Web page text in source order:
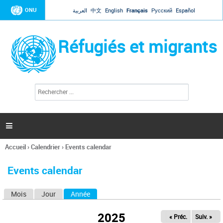
Jump to navigation
ONU العربية 中文 English Français Русский Español
Réfugiés et migrants
l
c
h
e

Vous
ici
Accueil›Calendrier› Events calendar
Events calendar
Mois Jour Année
2025 « Préc. Suiv. »